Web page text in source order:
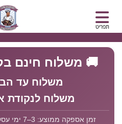
🚚 משלוח חינם
משלוח עד
משלוח לנקודת
זמן
תפריט